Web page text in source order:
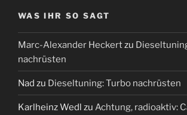
WAS IHR SO SAGT
Marc-Alexander Heckertzu
nachrüsten
Nad zu Dieseltuning: Turbo nachrüsten
Karlheinz Wedl zu Achtung, radioaktiv: